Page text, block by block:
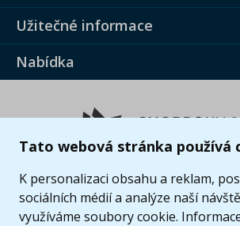
Tato webová stránka používá
K personalizaci obsahu a reklam,
sociálních médií a analýze naší
využíváme soubory cookie.
Užitečné informace
Nabídka